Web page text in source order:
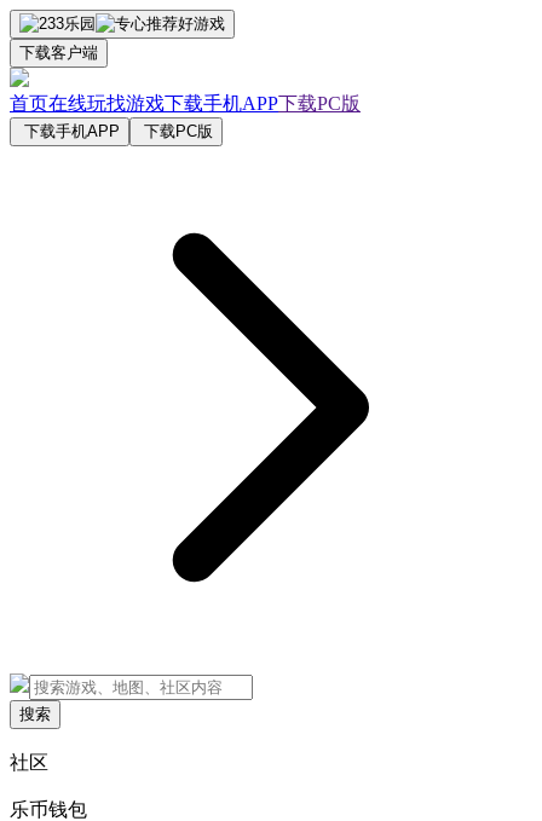
下载客户端
首页在线玩找游戏下载手机APP下载PC版
下载手机APP 下载PC版
搜索
社区
乐币钱包